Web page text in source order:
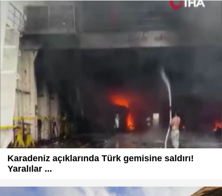
Karadeniz açıklarında Türk gemisine saldırı!
Yaralılar ...